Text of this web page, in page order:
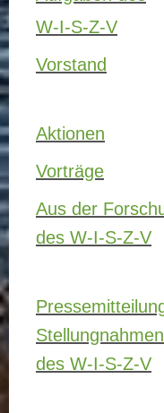
W-I-S-Z-V
Vorstand
Aktionen
Vorträge
Aus der
des W-I-S-Z-V
Stellungnahmen
des W-I-S-Z-V